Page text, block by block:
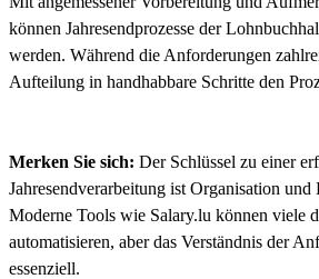
können Jahresendprozesse der
werden. Während die Anforderungen
Aufteilung in handhabbare Schritte den
Merken Sie sich: Der Schlüssel zu einer
Jahresendverarbeitung ist Organisation
Moderne Tools wie Salary.lu können viele
automatisieren, aber das Verständnis der
essenziell.